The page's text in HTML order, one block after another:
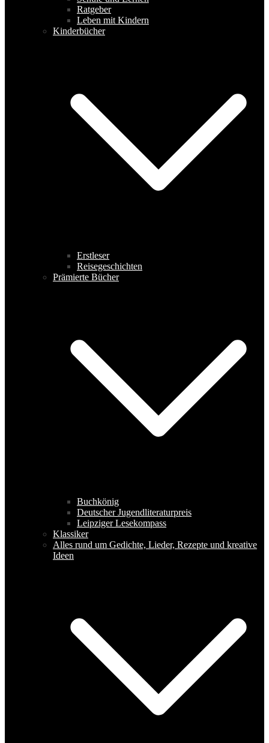
Ratgeber
Leben mit Kindern
Kinderbücher
Erstleser
Reisegeschichten
Prämierte Bücher
Buchkönig
Deutscher Jugendliteraturpreis
Leipziger Lesekompass
Klassiker
Alles rund um Gedichte, Lieder, Rezepte und kreative
Ideen